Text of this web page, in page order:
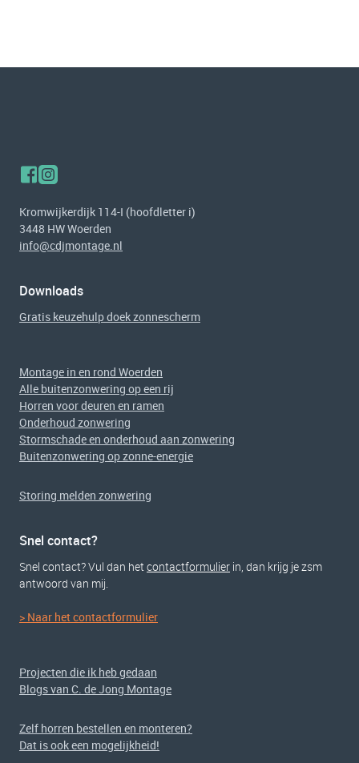
Kromwijkerdijk 114-I (hoofdletter i)
3448 HW Woerden
info@cdjmontage.nl
Downloads
Gratis keuzehulp doek zonnescherm
Montage in en rond Woerden
Alle buitenzonwering op een rij
Horren voor deuren en ramen
Onderhoud zonwering
Stormschade en onderhoud aan zonwering
Buitenzonwering op zonne-energie
Storing melden zonwering
Snel contact?
Snel contact? Vul dan hetcontactformulier in, dan krijg je zsm
antwoord van mij.
> Naar het contactformulier
Projecten die ik heb gedaan
Blogs van C. de Jong Montage
Zelf horren bestellen en monteren?
Dat is ook een mogelijkheid!